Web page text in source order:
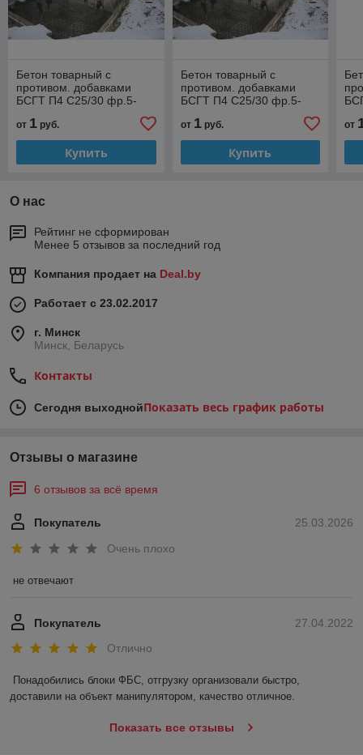
Бетон товарный с
противом. добавками
БСГТ П4 С25/30 фр.5-
ФН-1
от 1 руб.
Купить
Бетон товарный с
противом. добавками
БСГТ П4 С25/30 фр.5-
ФН-1
от 1руб.
Купить
от
О нас
Рейтинг не сформирован
Менее 5 отзывов за последний год
Компания продает на Deal.by
Работает с 23.02.2017
г. Минск
Минск, Беларусь
Контакты
Сегодня выходнойПоказать весь график работы
Отзывы о магазине
6 отзывов за всё время
25.03.2026
Покупатель
Очень плохо
не отвечают
27.04.2022
Покупатель
Отлично
Понадобились блоки ФБС, отгрузку организовали быстро,
доставили на объект манипулятором, качество отличное.
Показать все отзывы